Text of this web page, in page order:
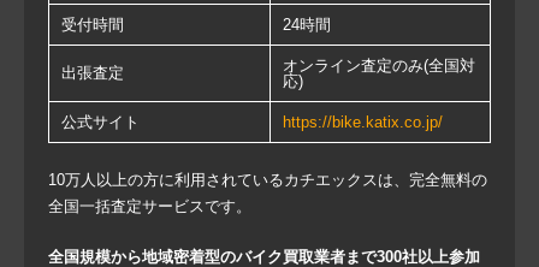
受付時間 24時間
出張査定
オンライン査定のみ(全国対
応)
公式サイト https://bike.katix.co.jp/
10万人以上の方に利用されているカチエックスは、完全無料の
全国一括査定サービスです。
全国規模から地域密着型のバイク買取業者まで300社以上参加